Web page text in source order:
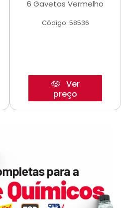
6 Gavetas Vermelho
Código: 58536
Ver
preço